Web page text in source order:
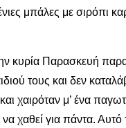
μπάλες με σιρόπι
κυρία Παρασκευή
τους και δεν
χαιρόταν μ’ ένα
χαθεί για πάντα. Αυτό